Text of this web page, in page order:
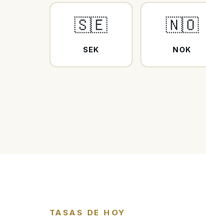
🇸🇪
SEK
🇳🇴
NOK
TASAS DE HOY